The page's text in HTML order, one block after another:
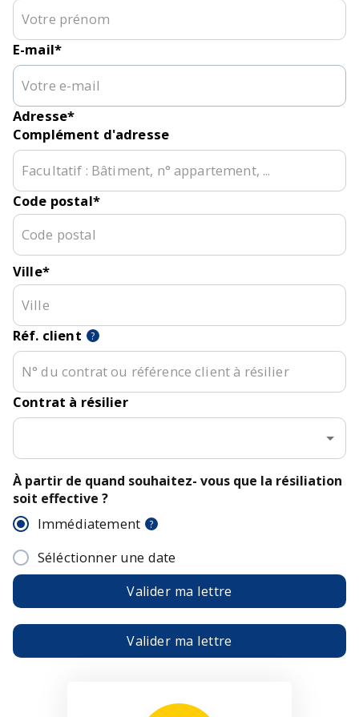
E-mail*
Adresse*
Complément d'adresse
Code postal*
Ville*
Réf. client ?
Contrat à résilier
À partir de quand souhaitez- vous que la résiliation
soit effective ?
Immédiatement ?
Séléctionner une date
Valider ma lettre
Valider ma lettre